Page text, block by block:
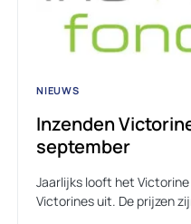
NIEUWS
Inzenden
september
Jaarlijks looft het
Victorines uit. De prijzen